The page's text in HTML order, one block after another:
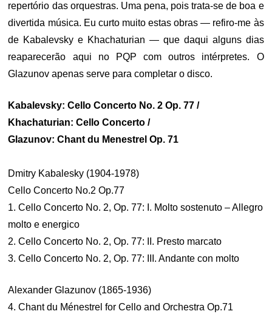
repertório das orquestras. Uma pena, pois trata-se de boa e
divertida música. Eu curto muito estas obras — refiro-me às
de Kabalevsky e Khachaturian — que daqui alguns dias
reaparecerão aqui no PQP com outros intérpretes. O
Glazunov apenas serve para completar o disco.
Kabalevsky: Cello Concerto No. 2 Op. 77 /
Khachaturian: Cello Concerto /
Glazunov: Chant du Menestrel Op. 71
Dmitry Kabalesky (1904-1978)
Cello Concerto No.2 Op.77
1. Cello Concerto No. 2, Op. 77: I. Molto sostenuto – Allegro
molto e energico
2. Cello Concerto No. 2, Op. 77: II. Presto marcato
3. Cello Concerto No. 2, Op. 77: III. Andante con molto
Alexander Glazunov (1865-1936)
4. Chant du Ménestrel for Cello and Orchestra Op.71